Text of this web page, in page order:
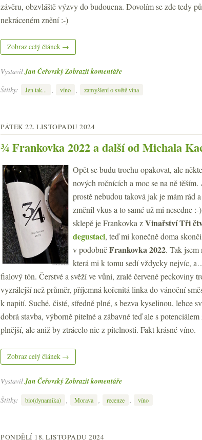
závěru, obzvláště výzvy do budoucna. Dovolím se zde tedy
nekráceném znění :-)
Zobraz celý článek →
Vystavil Jan ČeřovskýZobrazit komentáře
Štítky:
Jen tak... , víno , zamyšlení o světě vína
PÁTEK 22. LISTOPADU 2024
¾ Frankovka 2022 a další od Michala
Opět se budu trochu opakovat, ale
nových ročnících a moc se na ně
prostě nebudou taková jak je mám rád
změnil vkus a to samé už mi nesedne
sklepě je Frankovka zVinařství Tři
degustaci, teď mi konečně doma
v podobněFrankovka 2022. Tak
která mi k tomu sedí vždycky nejvíc,
fialový tón. Čerstvé a svěží ve vůni, zralé červené peckoviny
vyzrálejší než průměr, příjemná kořenitá linka do vánoční
k napití. Suché, čisté, středně plné, s bezva kyselinou, lehce
dobrá stavba, výborně pitelné a zábavné teď ale s
plnější, ale aniž by ztrácelo nic z pitelnosti. Fakt krásné víno.
Zobraz celý článek →
VystavilJan ČeřovskýZobrazit komentáře
Štítky:
bio(dynamika) Morava recenze víno
PONDĚLÍ 18. LISTOPADU 2024